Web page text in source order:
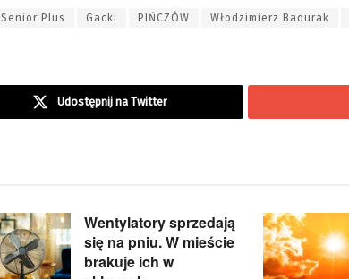
Senior Plus Gacki PIŃCZÓW Włodzimierz Badurak
Udostępnij na Twitter
Wentylatory sprzedają
się na pniu. W mieście
brakuje ich w